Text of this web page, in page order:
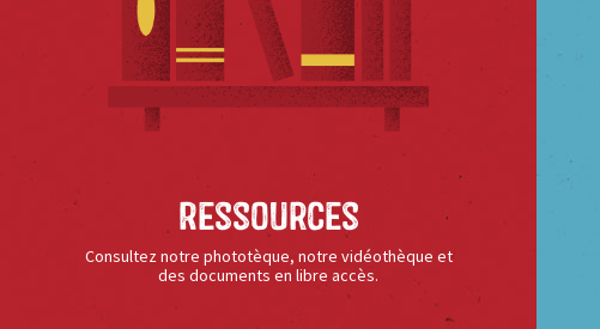
Ressources
Consultez notre phototèque, notre vidéothèque et
des documents en libre accès.